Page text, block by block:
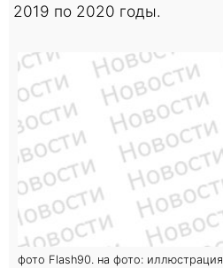
2019 по 2020 годы.
фото Flash90. на фото: иллюстрация